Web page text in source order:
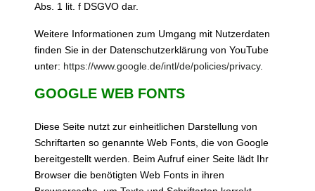
Abs. 1 lit. f DSGVO dar.
Weitere Informationen zum Umgang mit Nutzerdaten
finden Sie in der Datenschutzerklärung von YouTube
unter: https://www.google.de/intl/de/policies/privacy.
GOOGLE WEB FONTS
Diese Seite nutzt zur einheitlichen Darstellung von
Schriftarten so genannte Web Fonts, die von Google
bereitgestellt werden. Beim Aufruf einer Seite lädt Ihr
Browser die benötigten Web Fonts in ihren